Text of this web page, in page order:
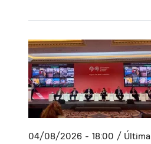
04/08/2026 - 18:00 /